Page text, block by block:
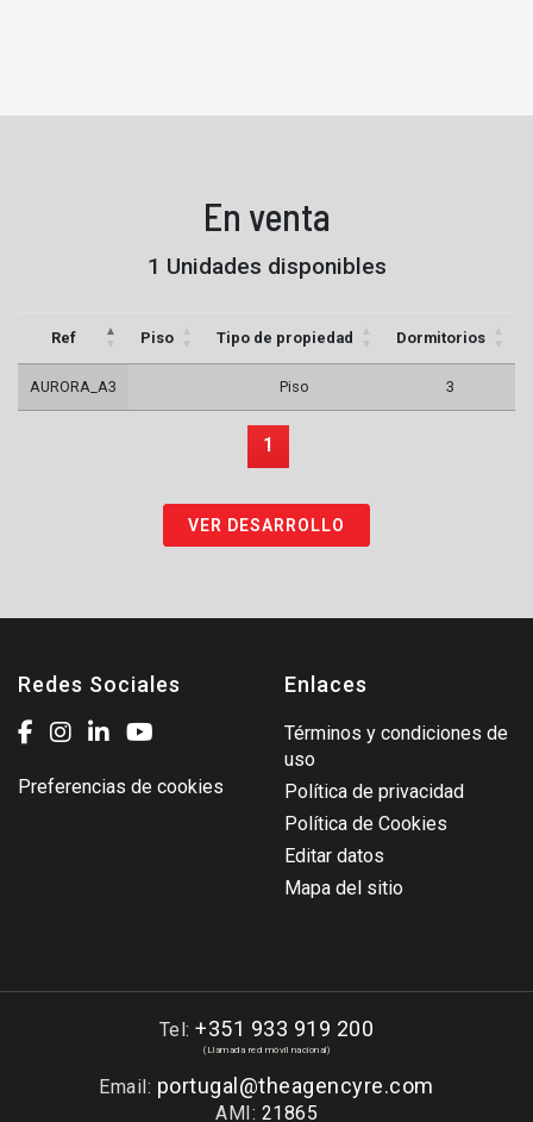
En venta
1 Unidades disponibles
Ref Piso Tipo de propiedad Dormitorios
AURORA_A3 Piso 3
1
VER DESARROLLO
Redes Sociales
Preferencias de cookies
Enlaces
Términos y condiciones de
uso
Política de privacidad
Política de Cookies
Editar datos
Mapa del sitio
Tel:+351 933 919 200
(Llamada red móvil nacional)
Email: portugal@theagencyre.com
AMI: 21865